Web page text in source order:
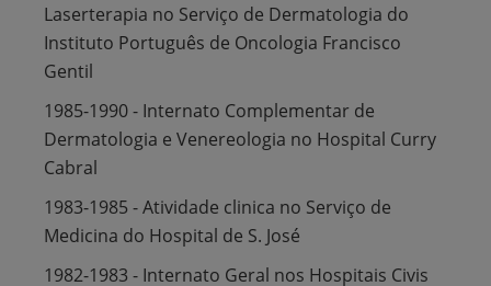
Laserterapia no Serviço de Dermatologia do
Instituto Português de Oncologia Francisco
Gentil
1985-1990 - Internato Complementar de
Dermatologia e Venereologia no Hospital Curry
Cabral
1983-1985 - Atividade clinica no Serviço de
Medicina do Hospital de S. José
1982-1983 - Internato Geral nos Hospitais Civis